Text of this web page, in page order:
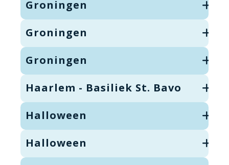
Groningen
Groningen
Groningen
Haarlem - Basiliek St. Bavo
Halloween
Halloween